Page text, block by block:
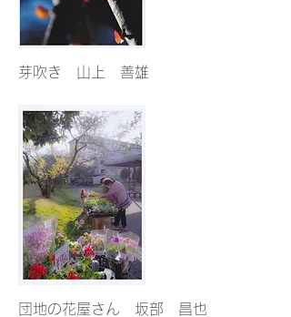
芽吹き 山上 善雄
団地の花屋さん 坂部 昌也